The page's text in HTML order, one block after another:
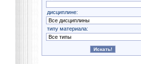
дисциплине:
типу материала: